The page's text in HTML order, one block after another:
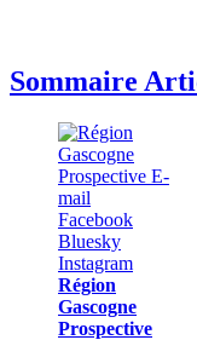
Sommaire
Région
Gascogne
Prospective